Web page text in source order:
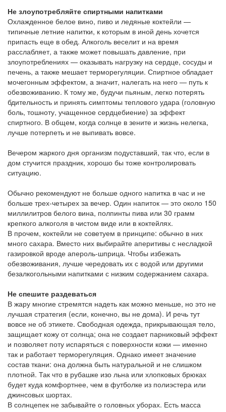
Не злоупотребляйте спиртными напитками
Охлажденное белое вино, пиво и ледяные коктейли —
типичные летние напитки, к которым в иной день хочется
припасть еще в обед. Алкоголь веселит и на время
расслабляет, а также может повышать давление, при
злоупотреблениях — оказывать нагрузку на сердце, сосуды и
печень, а также мешает терморегуляции. Спиртное обладает
мочегонным эффектом, а значит, налегать на него — путь к
обезвоживанию. К тому же, будучи пьяным, легко потерять
бдительность и принять симптомы теплового удара (головную
боль, тошноту, учащенное сердцебиение) за эффект
спиртного. В общем, когда солнце в зените и жизнь нелегка,
лучше потерпеть и не выпивать вовсе.
Вечером жаркого дня организм подуставший, так что, если в
дом стучится праздник, хорошо бы тоже контролировать
ситуацию.
Обычно рекомендуют не больше одного напитка в час и не
больше трех-четырех за вечер. Один напиток — это около 150
миллилитров белого вина, полпинты пива или 30 грамм
крепкого алкоголя в чистом виде или в коктейлях.
В прочем, коктейли не советуем в принципе: обычно в них
много сахара. Вместо них выбирайте аперитивы с несладкой
газировкой вроде апероль-шприца. Чтобы избежать
обезвоживания, лучше чередовать их с водой или другими
безалкогольными напитками с низким содержанием сахара.
Не спешите раздеваться
В жару многие стремятся надеть как можно меньше, но это не
лучшая стратегия (если, конечно, вы не дома). И речь тут
вовсе не об этикете. Свободная одежда, прикрывающая тело,
защищает кожу от солнца; она не создает парниковый эффект
и позволяет поту испаряться с поверхности кожи — именно
так и работает терморегуляция. Однако имеет значение
состав ткани: она должна быть натуральной и не слишком
плотной. Так что в рубашке изо льна или хлопковых брюках
будет куда комфортнее, чем в футболке из полиэстера или
джинсовых шортах.
В солнцепек не забывайте о головных уборах. Есть масса